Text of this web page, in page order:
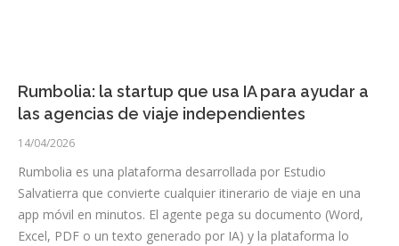
Rumbolia: la startup que usa IA para ayudar a
las agencias de viaje independientes
14/04/2026
Rumbolia es una plataforma desarrollada por Estudio
Salvatierra que convierte cualquier itinerario de viaje en una
app móvil en minutos. El agente pega su documento (Word,
Excel, PDF o un texto generado por IA) y la plataforma lo